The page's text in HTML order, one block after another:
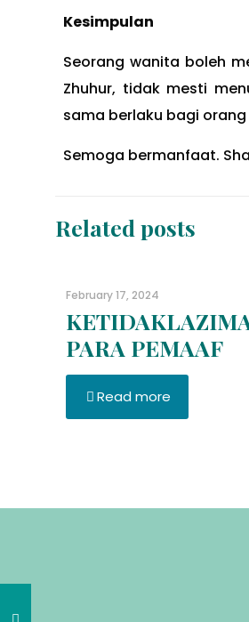
Kesimpulan
Seorang wanita boleh
Zhuhur, tidak mesti
sama berlaku bagi
Semoga bermanfaat.
Related posts
February 17, 2024
PARA PEMAAF
Read more